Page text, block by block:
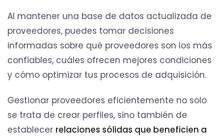
Al mantener una base de datos actualizada de
proveedores, puedes tomar decisiones
informadas sobre qué proveedores son los más
confiables, cuáles ofrecen mejores condiciones
y cómo optimizar tus procesos de adquisición.
Gestionar proveedores eficientemente no solo
se trata de crear perfiles, sino también de
establecer relaciones sólidas que beneficien a